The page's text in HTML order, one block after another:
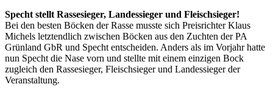
Specht stellt Rassesieger, Landessieger und Fleischsieger!
Bei den besten Böcken der Rasse musste sich Preisrichter Klaus
Michels letztendlich zwischen Böcken aus den Zuchten der PA
Grünland GbR und Specht entscheiden. Anders als im Vorjahr hatte
nun Specht die Nase vorn und stellte mit einem einzigen Bock
zugleich den Rassesieger, Fleischsieger und Landessieger der
Veranstaltung.